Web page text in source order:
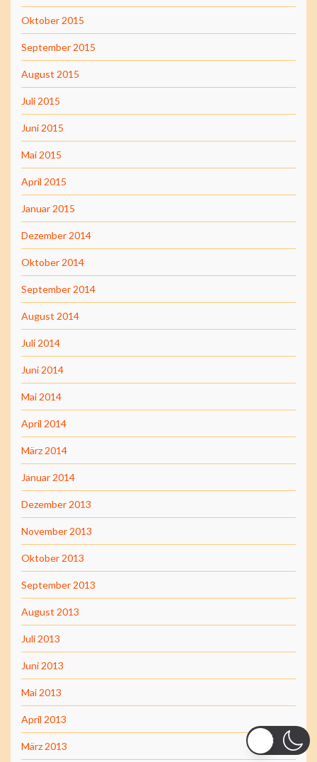
Oktober 2015
September 2015
August 2015
Juli 2015
Juni 2015
Mai 2015
April 2015
Januar 2015
Dezember 2014
Oktober 2014
September 2014
August 2014
Juli 2014
Juni 2014
Mai 2014
April 2014
März 2014
Januar 2014
Dezember 2013
November 2013
Oktober 2013
September 2013
August 2013
Juli 2013
Juni 2013
Mai 2013
April 2013
März 2013